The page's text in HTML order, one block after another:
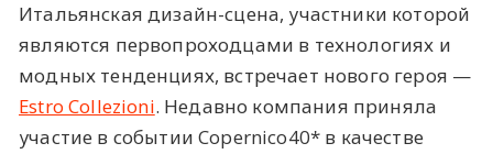
Итальянская дизайн-сцена, участники которой
являются первопроходцами в технологиях и
модных тенденциях, встречает нового героя —
Estro Collezioni. Недавно компания приняла
участие в событии Copernico40* в качестве